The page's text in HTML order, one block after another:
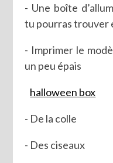
- Une boîte
tu pourras trouver
- Imprimer le
un peu épais
halloween box
- De la colle
- Des ciseaux